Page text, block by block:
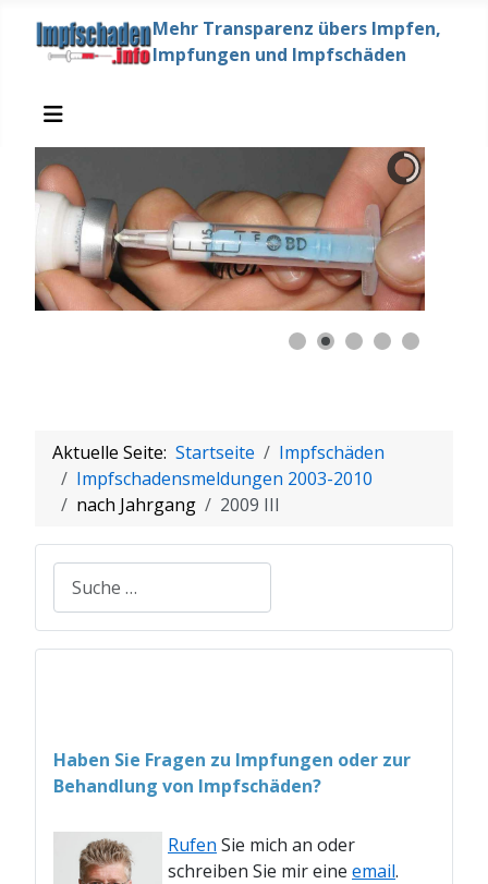
Mehr Transparenz übers Impfen,
Impfungen und Impfschäden
Aktuelle Seite: Startseite
Impfschäden
Impfschadensmeldungen 2003-2010
nach Jahrgang
2009 III
Suchen
Haben Sie Fragen zu Impfungen oder zur
Behandlung von Impfschäden?
Rufen Sie mich an oder
schreiben Sie mir eine email.